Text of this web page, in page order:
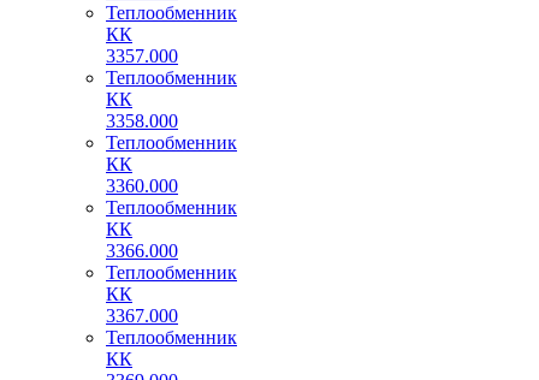
Теплообменник
КК
3357.000
Теплообменник
КК
3358.000
Теплообменник
КК
3360.000
Теплообменник
КК
3366.000
Теплообменник
КК
3367.000
Теплообменник
КК